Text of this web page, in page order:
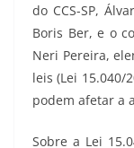
do CCS-SP,
Boris Ber, e o
Neri Pereira,
leis (Lei 15.040/
podem afetar a
Sobre a Lei